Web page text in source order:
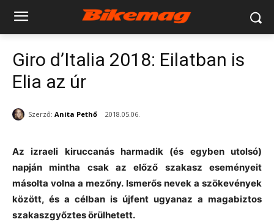
Giro d’Italia 2018: Eilatban is
Elia az úr
Szerző: Anita Pethő 2018.05.06.
Az izraeli kiruccanás harmadik (és egyben utolsó)
napján mintha csak az előző szakasz eseményeit
másolta volna a mezőny. Ismerős nevek a szökevények
között, és a célban is újfent ugyanaz a magabiztos
szakaszgyőztes örülhetett.